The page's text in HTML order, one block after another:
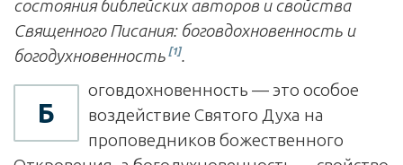
состояния библейских авторов и свойства
Священного Писания: боговдохновенность и
богодухновенность [1].
Б
оговдохновенность — это особое
воздействие Святого Духа на
проповедников божественного